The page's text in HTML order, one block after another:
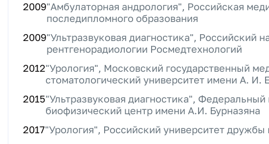
2009"Амбулаторная андрология", Российская
последипломного образования
2009"Ультразвуковая диагностика", Российский
рентгенорадиологии Росмедтехнологий
2012"Урология", Московский государственный
стоматологический университет имени А. И.
2015"Ультразвуковая диагностика",
биофизический центр имени А.И. Бурназяна
2017"Урология", Российский университет дружбы